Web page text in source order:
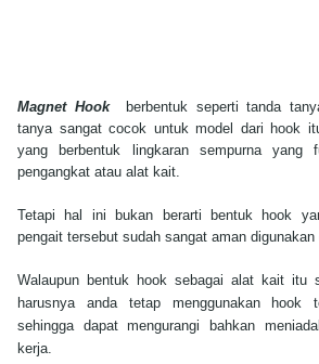
Magnet Hook
berbentuk seperti tanda
tanya sangat cocok untuk model dari hook
yang berbentuk lingkaran sempurna yang
pengangkat atau alat kait.
Tetapi hal ini bukan berarti bentuk hook
pengait tersebut sudah sangat aman digunakan
Walaupun bentuk hook sebagai alat kait itu
harusnya anda tetap menggunakan hook
sehingga dapat mengurangi bahkan
kerja.